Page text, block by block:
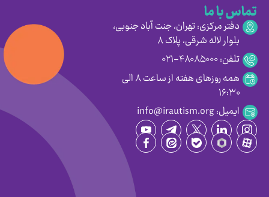
تماس با ما
دفتر مرکزی: تهران، جنت آباد جنوبی،
بلوار لاله شرقی، پلاک ۸
تلفن: ۴۸۰۸۵۰۰۰-۰۲۱
همه روزهای هفته از ساعت ۸ الی
۱۶:۳۰
ایمیل: info@irautism.org